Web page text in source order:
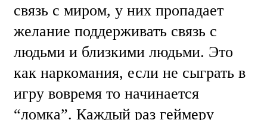
связь с миром, у них пропадает
желание поддерживать связь с
людьми и близкими людьми. Это
как наркомания, если не сыграть в
игру вовремя то начинается
“ломка”. Каждый раз геймеру